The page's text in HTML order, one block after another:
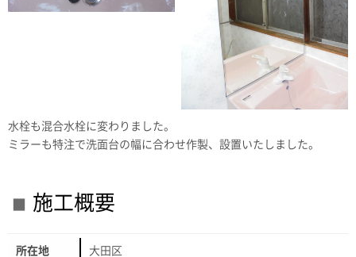
水栓も混合水栓に変わりました。
ミラーも特注で洗面台の幅に合わせ作製、設置いたしました。
施工概要
所在地 大田区